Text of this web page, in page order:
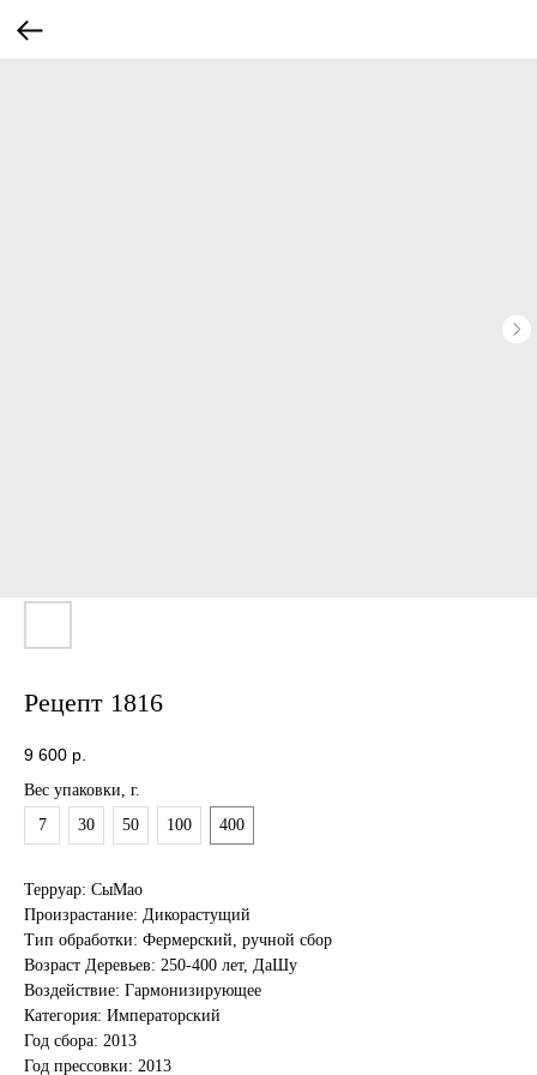
Рецепт 1816
9 600 р.
Вес упаковки, г.
7
30 50 100 400
Терруар: СыМао
Произрастание: Дикорастущий
Тип обработки: Фермерский, ручной сбор
Возраст Деревьев: 250-400 лет, ДаШу
Воздействие: Гармонизирующее
Категория: Императорский
Год сбора: 2013
Год прессовки: 2013